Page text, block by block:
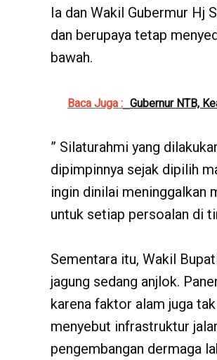
Ia dan Wakil Gubermur Hj
dan berupaya tetap
bawah.
Baca Juga : Gubernur NTB,
” Silaturahmi yang
dipimpinnya sejak dipilih
ingin dinilai meninggalkan
untuk setiap persoalan di
Sementara itu, Wakil
jagung sedang anjlok.
karena faktor alam juga
menyebut infrastruktur
pengembangan dermaga